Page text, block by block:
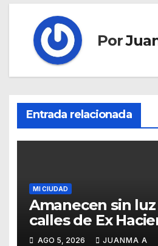
Por
Entrada relacionada
MI CIUDAD
Amanecen sin
calles de Ex
Teresa
AGO 5, 2026 JUANMA A